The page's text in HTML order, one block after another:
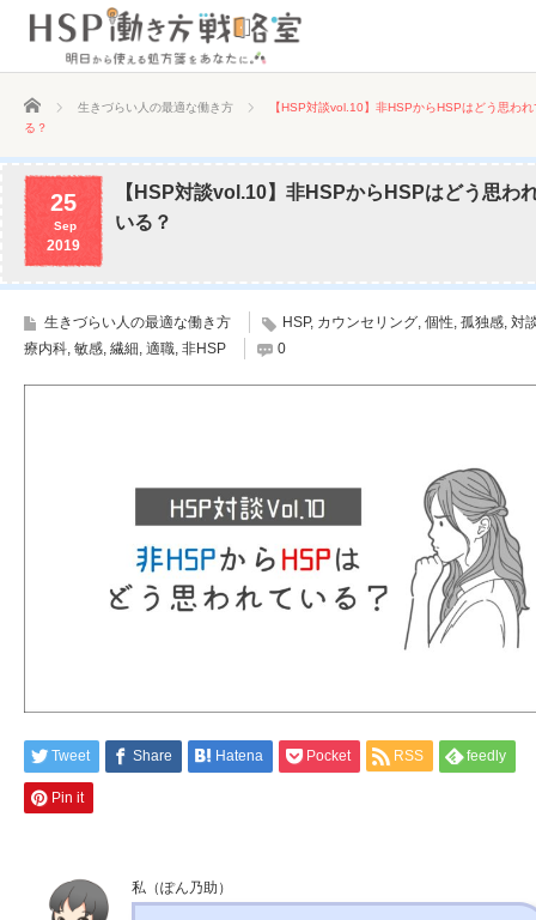
ホーム 生きづらい人の最適な働き方
【HSP対談vol.10】非HSPからHSPはどう思われ
る？
25
Sep
2019
【HSP対談vol.10】非HSPからHSPはどう思わ
いる？
生きづらい人の最適な働き方 HSP, カウンセリング, 個性, 孤独感, 対
療内科, 敏感, 繊細, 適職, 非HSP 0
Tweet Share Hatena Pocket RSS feedly
Pin it
私（ぽん乃助）